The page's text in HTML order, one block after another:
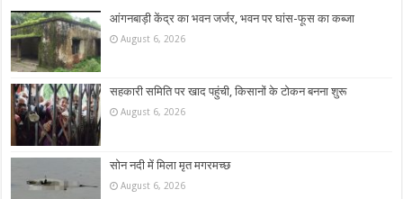
आंगनबाड़ी केंद्र का भवन जर्जर, भवन पर घांस-फूस का कब्जा
August 6, 2026
सहकारी समिति पर खाद पहुंची, किसानों के टोकन बनना शुरू
August 6, 2026
सोन नदी में मिला मृत मगरमच्छ
August 6, 2026